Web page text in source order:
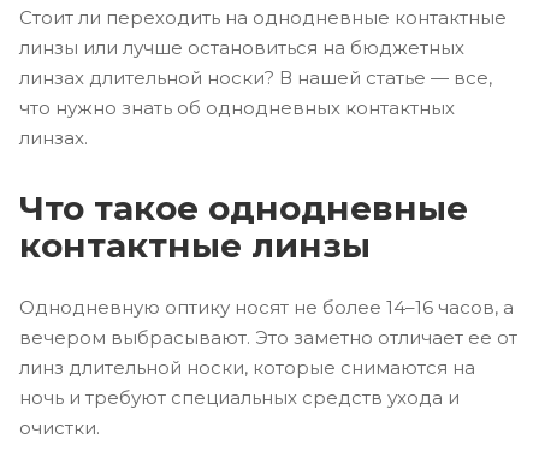
Стоит ли переходить на однодневные контактные
линзы или лучше остановиться на бюджетных
линзах длительной носки? В нашей статье — все,
что нужно знать об однодневных контактных
линзах.
Что такое однодневные
контактные линзы
Однодневную оптику носят не более 14–16 часов, а
вечером выбрасывают. Это заметно отличает ее от
линз длительной носки, которые снимаются на
ночь и требуют специальных средств ухода и
очистки.